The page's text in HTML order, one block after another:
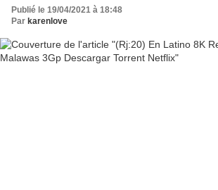
Publié le 19/04/2021 à 18:48
Par karenlove